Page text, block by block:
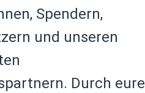
Spendern,
und unseren
Durch eure